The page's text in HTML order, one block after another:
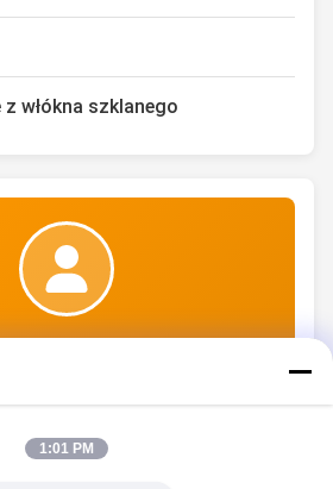
włókna szklanego
1:01 PM